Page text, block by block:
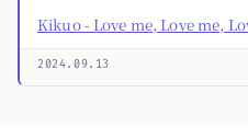
Kikuo - Love me, Love me,
2024.09.13